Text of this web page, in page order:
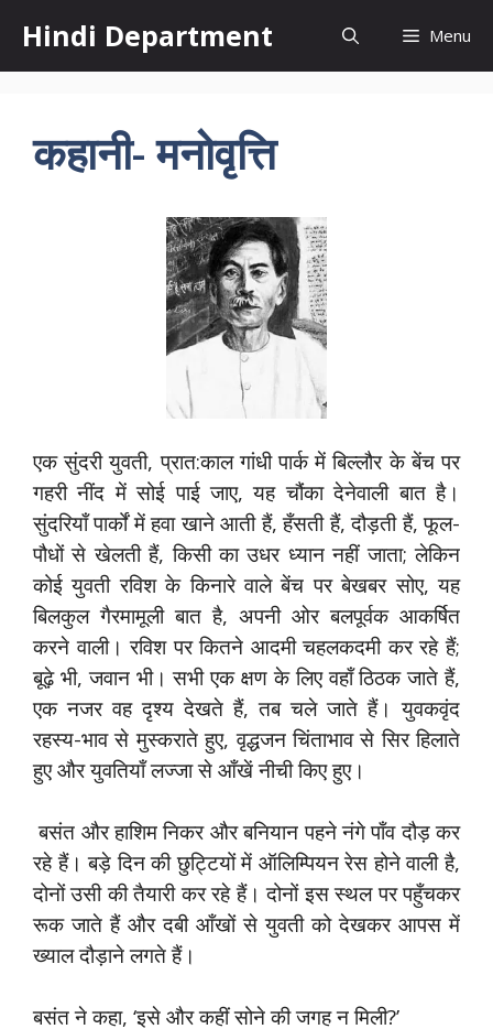
content
Hindi Department Menu
कहानी- मनोवृत्ति
एक सुंदरी युवती, प्रात:काल गांधी पार्क में बिल्लौर के बेंच पर
गहरी नींद में सोई पाई जाए, यह चौंका देनेवाली बात है।
सुंदरियाँ पार्कों में हवा खाने आती हैं, हँसती हैं, दौड़ती हैं, फूल-
पौधों से खेलती हैं, किसी का उधर ध्यान नहीं जाता; लेकिन
कोई युवती रविश के किनारे वाले बेंच पर बेखबर सोए, यह
बिलकुल गैरमामूली बात है, अपनी ओर बलपूर्वक आकर्षित
करने वाली। रविश पर कितने आदमी चहलकदमी कर रहे हैं;
बूढ़े भी, जवान भी। सभी एक क्षण के लिए वहाँ ठिठक जाते हैं,
एक नजर वह दृश्य देखते हैं, तब चले जाते हैं। युवकवृंद
रहस्य-भाव से मुस्कराते हुए, वृद्धजन चिंताभाव से सिर हिलाते
हुए और युवतियाँ लज्जा से आँखें नीची किए हुए।
बसंत और हाशिम निकर और बनियान पहने नंगे पाँव दौड़ कर
रहे हैं। बड़े दिन की छुट्टियों में ऑलिम्पियन रेस होने वाली है,
दोनों उसी की तैयारी कर रहे हैं। दोनों इस स्थल पर पहुँचकर
रूक जाते हैं और दबी आँखों से युवती को देखकर आपस में
ख्याल दौड़ाने लगते हैं।
बसंत ने कहा, ‘इसे और कहीं सोने की जगह न मिली?’